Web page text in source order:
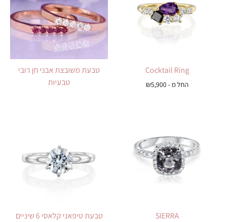
Cocktail Ring
החל מ - ₪5,900
טבעת משובצת אבני חן רובי
טבעיות
SIERRA
טבעת טיפאני קלאסי 6 שיניים